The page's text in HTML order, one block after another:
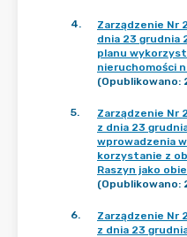
4.
Zarządzenie Nr
dnia 23 grudnia
planu
nieruchomości
(Opublikowano:
5.
Zarządzenie Nr
z dnia 23
wprowadzenia
korzystanie z
Raszyn jako
(Opublikowano:
6.
Zarządzenie Nr
z dnia 23